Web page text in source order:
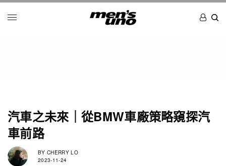
汽車之未來｜從BMW車廠策略窺探汽
車前路
BY CHERRY LO
2023-11-24